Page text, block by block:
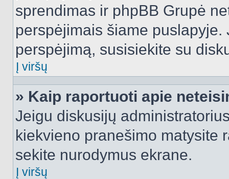
sprendimas ir phpBB Grupė
perspėjimais šiame
perspėjimą, susisiekite su
Į viršų
» Kaip raportuoti apie
Jeigu diskusijų
kiekvieno pranešimo matysite
sekite nurodymus ekrane.
Į viršų